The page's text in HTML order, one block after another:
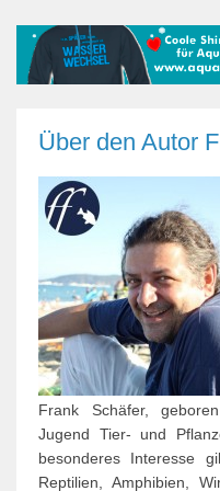
Über den Autor
Frank Schäfer,
Jugend Tier- und
besonderes Interesse
Reptilien, Amphibien,